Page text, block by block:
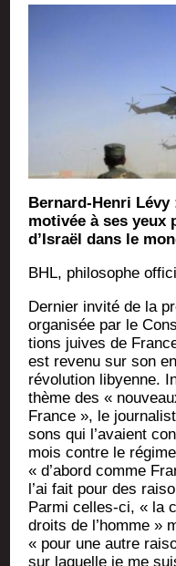
Ber­nard-Hen­ri
moti­vée à ses yeux
d’Israël dans le
BHL, phi­lo­sophe
Der­nier invi­té de la
orga­ni­sée par le
tions juives de
est reve­nu sur son
révo­lu­tion libyenne.
thème des «
France », le
sons qui l’avaient
mois contre le
« d’abord comme
l’ai fait pour des
Par­mi celles-ci, « la
droits de l’homme »
« pour une autre
sur laquelle je me